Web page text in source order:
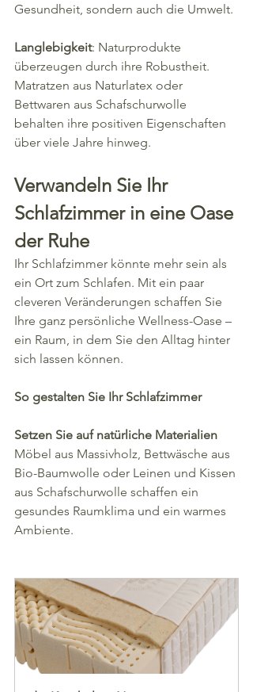
Gesundheit, sondern auch die Umwelt.
Langlebigkeit: Naturprodukte
überzeugen durch ihre Robustheit.
Matratzen aus Naturlatex oder
Bettwaren aus Schafschurwolle
behalten ihre positiven Eigenschaften
über viele Jahre hinweg.
Verwandeln Sie Ihr
Schlafzimmer in eine Oase
der Ruhe
Ihr Schlafzimmer könnte mehr sein als
ein Ort zum Schlafen. Mit ein paar
cleveren Veränderungen schaffen Sie
Ihre ganz persönliche Wellness-Oase –
ein Raum, in dem Sie den Alltag hinter
sich lassen können.
So gestalten Sie Ihr Schlafzimmer
Setzen Sie auf natürliche Materialien
Möbel aus Massivholz, Bettwäsche aus
Bio-Baumwolle oder Leinen und Kissen
aus Schafschurwolle schaffen ein
gesundes Raumklima und ein warmes
Ambiente.